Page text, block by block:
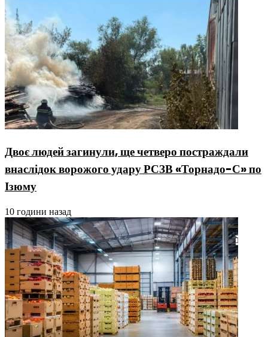
Двоє людей загинули, ще четверо постраждали
внаслідок ворожого удару РСЗВ «Торнадо-С» по
Ізюму
10 години назад